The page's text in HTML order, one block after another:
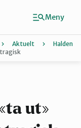
Aktuelt
Halden
ut»